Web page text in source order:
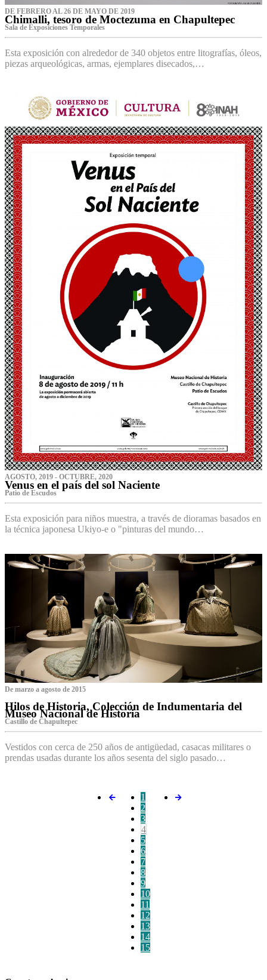
DE FEBRERO AL 26 DE MAYO DE 2019
Chimalli, tesoro de Moctezuma en Chapultepec
Sala de Exposiciones Temporales
Esta exposición con alrededor de 340 objetos entre litografías, óleos,
piezas arqueológicas, armas, ejemplares disecados,…
AGOSTO, 2019 - OCTUBRE, 2020
Venus en el país del sol Naciente
P‌atio de Escudos
Esta exposición para niños muestra, a través de dioramas basados en
la técnica japonesa Ukiyo-e o "pinturas del mundo…
De marzo a agosto de 2015
Hilos de Historia, Colección de Indumentaria del
Museo Nacional de Historia
Castillo de Chapultepec
Vestidos con cerca de 250 años de antigüedad, casacas militares o
prendas usadas durante los años sesenta del siglo pasado…
1
2
3
4
5
6
7
8
9
10
11
12
13
14
15